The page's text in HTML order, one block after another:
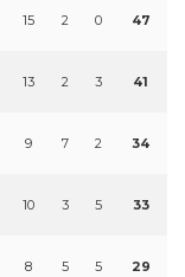
15 2 0 47
13 2 3 41
9 7 2 34
10 3 5 33
8 5 5 29